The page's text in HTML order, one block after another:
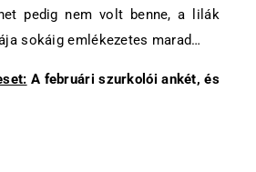
pedig nem volt benne, a lilák
sokáig emlékezetes marad…
A februári szurkolói ankét, és